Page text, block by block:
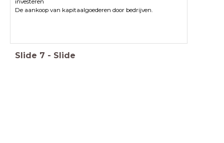
investeren
De aankoop van kapitaalgoederen door bedrijven.
Slide 7 - Slide